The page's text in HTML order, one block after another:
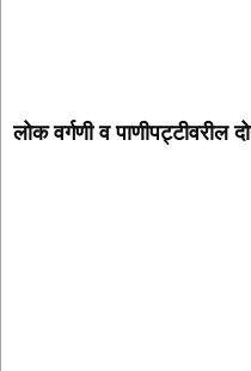
लोक वर्गणी व पाणीपट्टीवरील